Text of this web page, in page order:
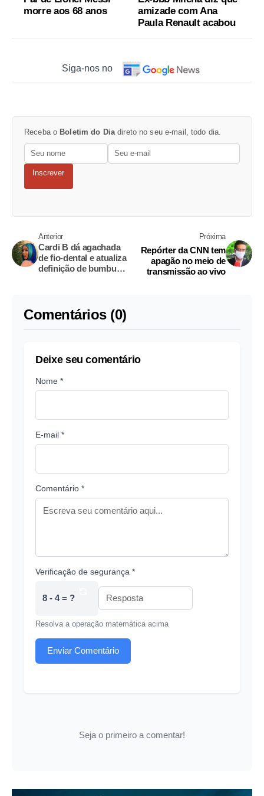
morre aos 68 anos
amizade com Ana
Paula Renault acabou
Siga-nos no
Receba o Boletim do Diadireto no seu e-mail, todo dia.
Inscrever
Anterior
Cardi B dá agachada
de fio-dental e atualiza
definição de bumbum
Próxima
Repórter da CNN tem
apagão no meio de
transmissão ao vivo
Comentários (0)
Deixe seu comentário
Nome *
E-mail *
Comentário *
Verificação de segurança *
8 - 4 = ?
Resolva a operação matemática acima
Enviar Comentário
Seja o primeiro a comentar!